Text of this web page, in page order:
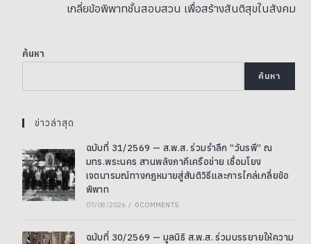
เกลี่ยข้อพิพาทชั้นสอบสวน เพื่อสร้างสันติสุขในสังคม
ค้นหา
ค้นหา
ข่าวล่าสุด
ฉบับที่ 31/2569 — ส.พ.ส. ร่วมรำลึก “วันรพี” ณ
มทร.พระนคร สานพลังภาคีเครือข่าย เชื่อมโยง
เจตนารมณ์ทางกฎหมายสู่สันติวิธีและการไกล่เกลี่ยข้อ
พิพาท
07/08/2026 / 0 COMMENTS
ฉบับที่ 30/2569 — มูลนิธิ ส.พ.ส. ร่วมบรรยายให้ความ